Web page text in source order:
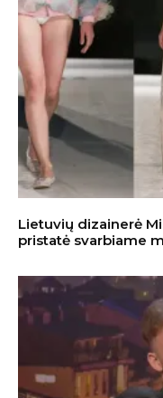
Lietuvių dizainerė
pristatė svarbiame